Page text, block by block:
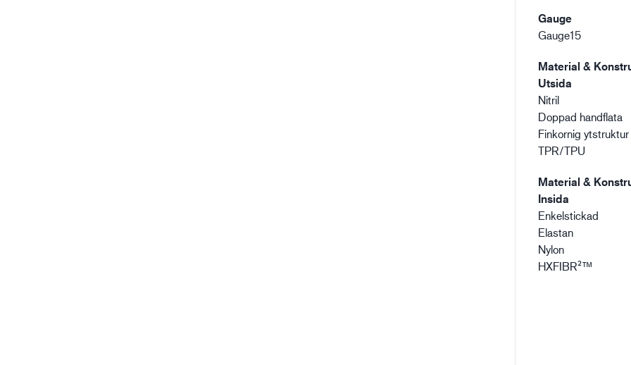
Gauge
Gauge15
Material &
Utsida
Nitril
Doppad handflata
Finkornig ytstruktur
TPR/TPU
Material &
Insida
Enkelstickad
Elastan
Nylon
HXFIBR²™